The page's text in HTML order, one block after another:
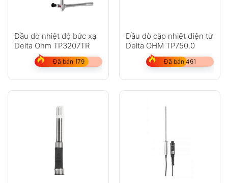
Đầu dò nhiệt độ bức xạ
Delta Ohm TP3207TR
Đã bán 179
Đầu dò cặp nhiệt điện từ
Delta OHM TP750.0
Đã bán 461